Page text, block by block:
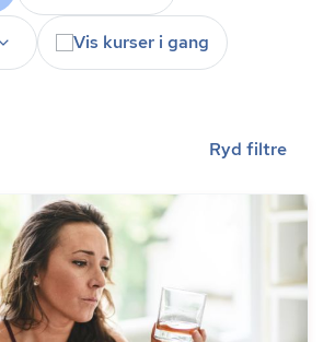
Vis kurser i gang
Ryd filtre